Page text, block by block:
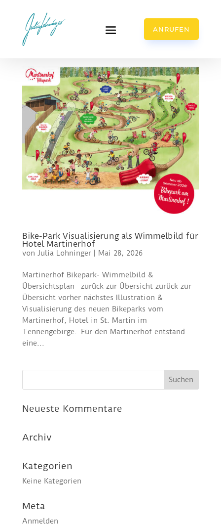
ANRUFEN
Bike-Park Visualisierung als Wimmelbild für
Hotel Martinerhof
von Julia Lohninger| Mai 28, 2026
Martinerhof Bikepark- Wimmelbild &
Übersichtsplan zurück zur Übersicht zurück zur
Übersicht vorher nächstes Illustration &
Visualisierung des neuen Bikeparks vom
Martinerhof, Hotel in St. Martin im
Tennengebirge. Für den Martinerhof entstand
eine...
Neueste Kommentare
Archiv
Kategorien
Keine Kategorien
Meta
Anmelden